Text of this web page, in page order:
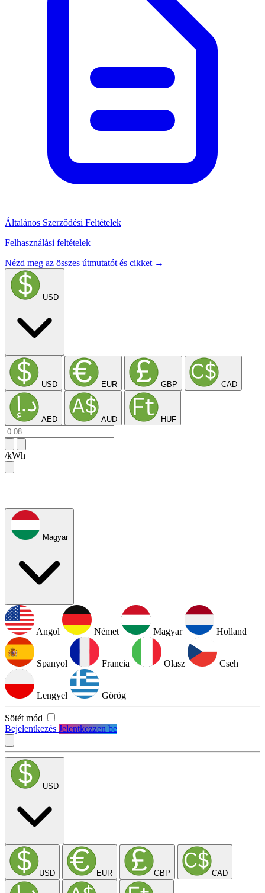
Általános Szerződési Feltételek
Felhasználási feltételek
Nézd meg az összes útmutatót és cikket →
USD
USD EUR GBP CAD
AED AUD HUF
/kWh
Magyar
Angol Német Magyar Holland
Spanyol Francia Olasz Cseh
Lengyel Görög
Sötét mód
Bejelentkezés Jelentkezzen be
USD
USD EUR GBP CAD